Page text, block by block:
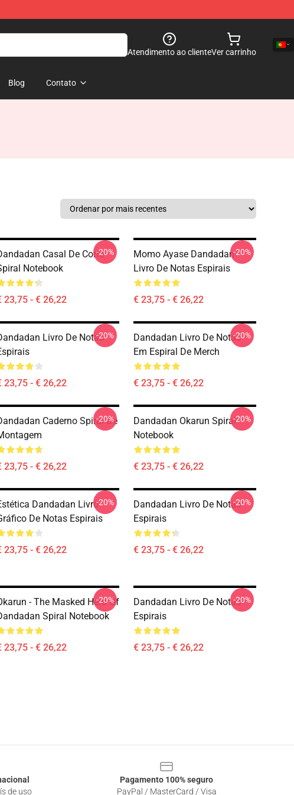
Atendimento ao clienteVer carrinho
Blog Contato
Casal De Corte
Notebook
23,75 - € 26,22
-20%
Momo Ayase Dandadan
Livro De Notas Espirais
€ 23,75 - € 26,22
-20%
Livro De Notas
23,75 - € 26,22
-20%
Dandadan Livro De Notas
Em Espiral De Merch
€ 23,75 - € 26,22
-20%
Caderno Spiral De
23,75 - € 26,22
-20%
Dandadan Okarun Spiral
Notebook
€ 23,75 - € 26,22
-20%
Dandadan Livro
De Notas Espirais
23,75 - € 26,22
-20%
Dandadan Livro De Notas
Espirais
€ 23,75 - € 26,22
-20%
- The Masked Hero Of
Spiral Notebook
23,75 - € 26,22
-20%
Dandadan Livro De Notas
Espirais
€ 23,75 - € 26,22
-20%
de uso
Pagamento 100% seguro
PayPal / MasterCard / Visa